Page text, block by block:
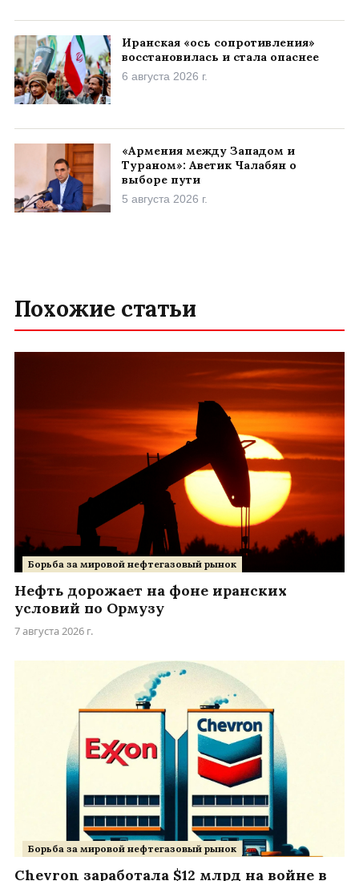
Иранская «ось сопротивления»
восстановилась и стала опаснее
6 августа 2026 г.
«Армения между Западом и
Тураном»: Аветик Чалабян о
выборе пути
5 августа 2026 г.
Похожие статьи
Борьба за мировой нефтегазовый рынок
Нефть дорожает на фоне иранских
условий по Ормузу
7 августа 2026 г.
Борьба за мировой нефтегазовый рынок
Chevron заработала $12 млрд на войне в